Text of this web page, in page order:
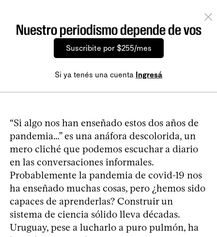
Nuestro periodismo depende de vos
Suscribite por $255/mes
Si ya tenés una cuenta Ingresá
“Si algo nos han enseñado estos dos años de
pandemia…” es una anáfora descolorida, un
mero cliché que podemos escuchar a diario
en las conversaciones informales.
Probablemente la pandemia de covid-19 nos
ha enseñado muchas cosas, pero ¿hemos sido
capaces de aprenderlas? Construir un
sistema de ciencia sólido lleva décadas.
Uruguay, pese a lucharlo a puro pulmón, ha